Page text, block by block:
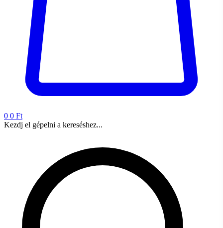
0 0 Ft
Kezdj el gépelni a kereséshez...